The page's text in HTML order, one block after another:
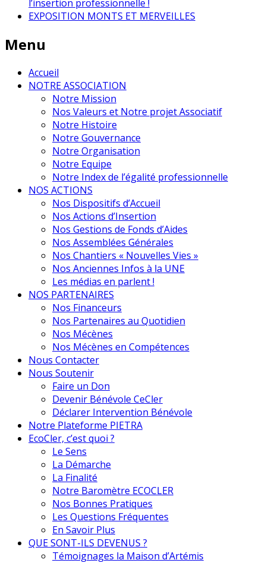
l’insertion professionnelle !
EXPOSITION MONTS ET MERVEILLES
Menu
Accueil
NOTRE ASSOCIATION
Notre Mission
Nos Valeurs et Notre projet Associatif
Notre Histoire
Notre Gouvernance
Notre Organisation
Notre Equipe
Notre Index de l’égalité professionnelle
NOS ACTIONS
Nos Dispositifs d’Accueil
Nos Actions d’Insertion
Nos Gestions de Fonds d’Aides
Nos Assemblées Générales
Nos Chantiers « Nouvelles Vies »
Nos Anciennes Infos à la UNE
Les médias en parlent !
NOS PARTENAIRES
Nos Financeurs
Nos Partenaires au Quotidien
Nos Mécènes
Nos Mécènes en Compétences
Nous Contacter
Nous Soutenir
Faire un Don
Devenir Bénévole CeCler
Déclarer Intervention Bénévole
Notre Plateforme PIETRA
EcoCler, c’est quoi ?
Le Sens
La Démarche
La Finalité
Notre Baromètre ECOCLER
Nos Bonnes Pratiques
Les Questions Fréquentes
En Savoir Plus
QUE SONT-ILS DEVENUS ?
Témoignages la Maison d’Artémis